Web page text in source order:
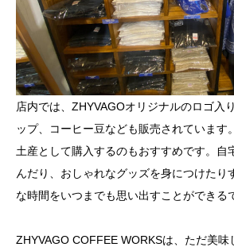
店内では、ZHYVAGOオリジナルのロゴ入
ップ、コーヒー豆なども販売されています
土産として購入するのもおすすめです。自
んだり、おしゃれなグッズを身につけたり
な時間をいつまでも思い出すことができる
ZHYVAGO COFFEE WORKSは、ただ美